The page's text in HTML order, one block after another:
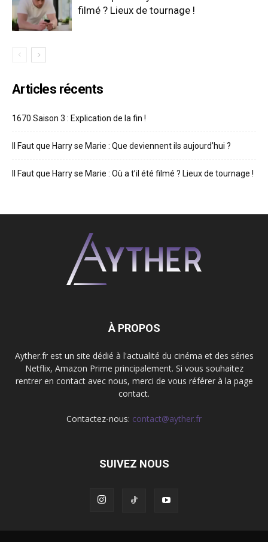
filmé ? Lieux de tournage !
Articles récents
1670 Saison 3 : Explication de la fin !
Il Faut que Harry se Marie : Que deviennent ils aujourd’hui ?
Il Faut que Harry se Marie : Où a t’il été filmé ? Lieux de tournage !
À PROPOS
Ayther.fr est un site dédié à l'actualité du cinéma et des séries
Netflix, Amazon Prime principalement. Si vous souhaitez
rentrer en contact avec nous, merci de vous référer à la page
contact.
Contactez-nous: contact@ayther.fr
SUIVEZ NOUS